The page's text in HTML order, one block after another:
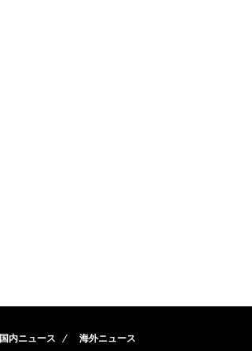
国内ニュース 海外ニュース